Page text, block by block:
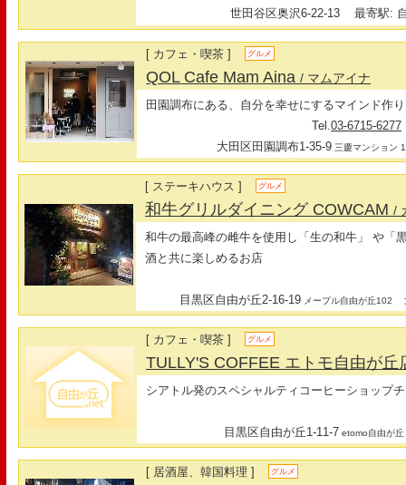
世田谷区奥沢6-22-13
最寄駅:
[ カフェ・喫茶 ] グルメ
QOL Cafe Mam Aina/ マムアイナ
田園調布にある、自分を幸せにするマインド作
Tel.03-6715-6277
大田区田園調布1-35-9 三慶マンション
[ ステーキハウス ] グルメ
和牛グリルダイニング COWCAM/
和牛の最高峰の雌牛を使用し「生の和牛」 や「
酒と共に楽しめるお店
目黒区自由が丘2-16-19 メープル自由が丘102
[ カフェ・喫茶 ] グルメ
TULLY'S COFFEE エトモ自由が
シアトル発のスペシャルティコーヒーショップ
目黒区自由が丘1-11-7 etomo自由が丘
[ 居酒屋、韓国料理 ] グルメ